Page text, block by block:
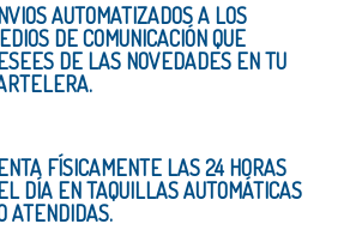
AUTOMATIZADOS A LOS
DE COMUNICACIÓN QUE
DE LAS NOVEDADES EN TU
FÍSICAMENTE LAS 24 HORAS
DÍA EN TAQUILLAS AUTOMÁTICAS
ATENDIDAS.